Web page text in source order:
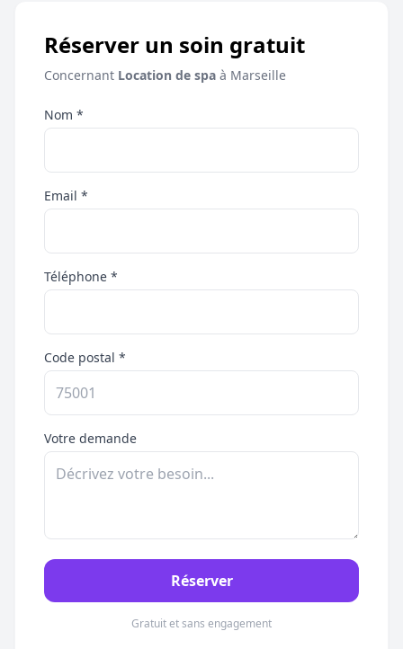
Réserver un soin gratuit
Concernant Location de spa à Marseille
Nom *
Email *
Téléphone *
Code postal *
Votre demande
Réserver
Gratuit et sans engagement